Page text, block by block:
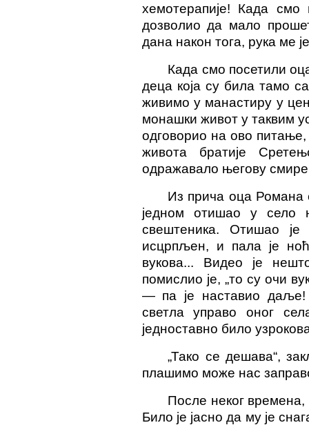
хемотерапије! Када
дозволио да мало
дана након тога, рука ме
Када смо посетили
деца која су била тамо
живимо у манастиру у
монашки живот у таквим
одговорио на ово
живота братије Сретењ
одражавало његову
Из прича оца Романа
једном отишао у село
свештеника. Отишао
исцрпљен, и пала је
вукова... Видео је
помислио је, „то су очи
— па је наставио
светла управо оног
једноставно било
„Тако се дешава“,
плашимо може нас
После неког
Било је јасно да му је